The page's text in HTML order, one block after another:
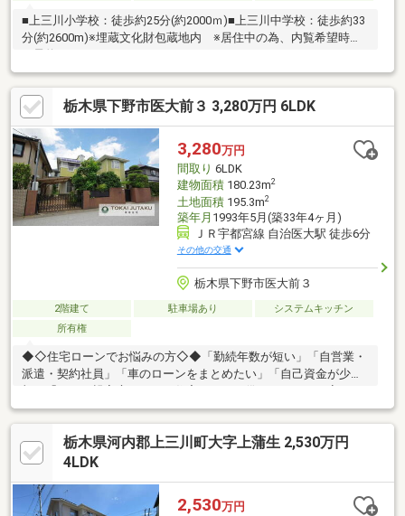
■上三川小学校：徒歩約25分(約2000ｍ)■上三川中学校：徒歩約33
分(約2600m)※埋蔵文化財包蔵地内 ※居住中の為、内覧希望時は
栃木県下野市医大前３ 3,280万円 6LDK
3,280万円
間取り 6LDK
建物面積180.23m2
土地面積195.3m2
築年月 1993年5月(築33年4ヶ月)
ＪＲ宇都宮線 自治医大駅 徒歩6分
その他の交通
栃木県下野市医大前３
2階建て 駐車場あり
システムキッチン
所有権
◆◇住宅ローンでお悩みの方◇◆「勤続年数が短い」「自営業・
派遣・契約社員」「車のローンをまとめたい」「自己資金が少
んな方は東海住宅にお任せください！わかりやすく説明・段取り
いたします。地元金融機関の優遇金利もありますので、お気軽に
お問い合わせください！
栃木県河内郡上三川町大字上蒲生 2,530万円
4LDK
2,530万円